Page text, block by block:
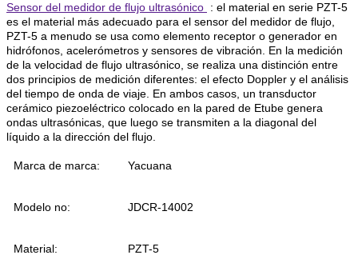
Sensor del medidor de flujo ultrasónico : el material en serie PZT-5
es el material más adecuado para el sensor del medidor de flujo,
PZT-5 a menudo se usa como elemento receptor o generador en
hidrófonos, acelerómetros y sensores de vibración. En la medición
de la velocidad de flujo ultrasónico, se realiza una distinción entre
dos principios de medición diferentes: el efecto Doppler y el análisis
del tiempo de onda de viaje. En ambos casos, un transductor
cerámico piezoeléctrico colocado en la pared de Etube genera
ondas ultrasónicas, que luego se transmiten a la diagonal del
líquido a la dirección del flujo.
Marca de marca: Yacuana
Modelo no: JDCR-14002
Material: PZT-5